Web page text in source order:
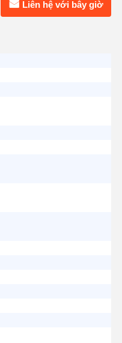
Liên hệ với bây giờ